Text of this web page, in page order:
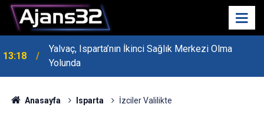
Yalvaç, Isparta’nın İkinci Sağlık Merkezi Olma
Yolunda
13:14
MHP Genel Başkan Yardımcısı Bayraktar Isparta’da
Konuştu
Anasayfa Isparta İzciler Valilikte